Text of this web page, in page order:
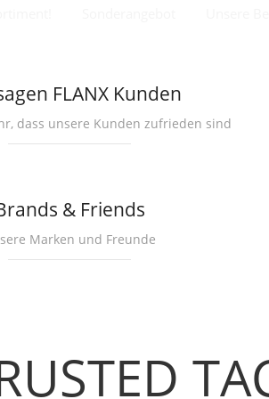
FLANX Kunden
dass unsere Kunden zufrieden sind
& Friends
Marken und Freunde